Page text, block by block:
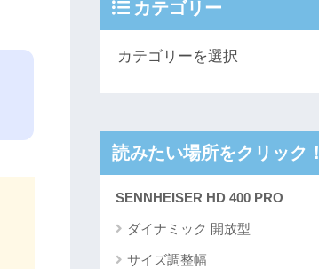
カテゴリー
読みたい場所をクリック！
SENNHEISER HD 400 PRO
ダイナミック 開放型
サイズ調整幅